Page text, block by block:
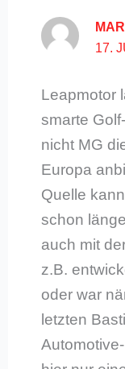
17.
Leapmotor
smarte
nicht MG
Europa
Quelle
schon
auch mit
z.B.
oder war
letzten